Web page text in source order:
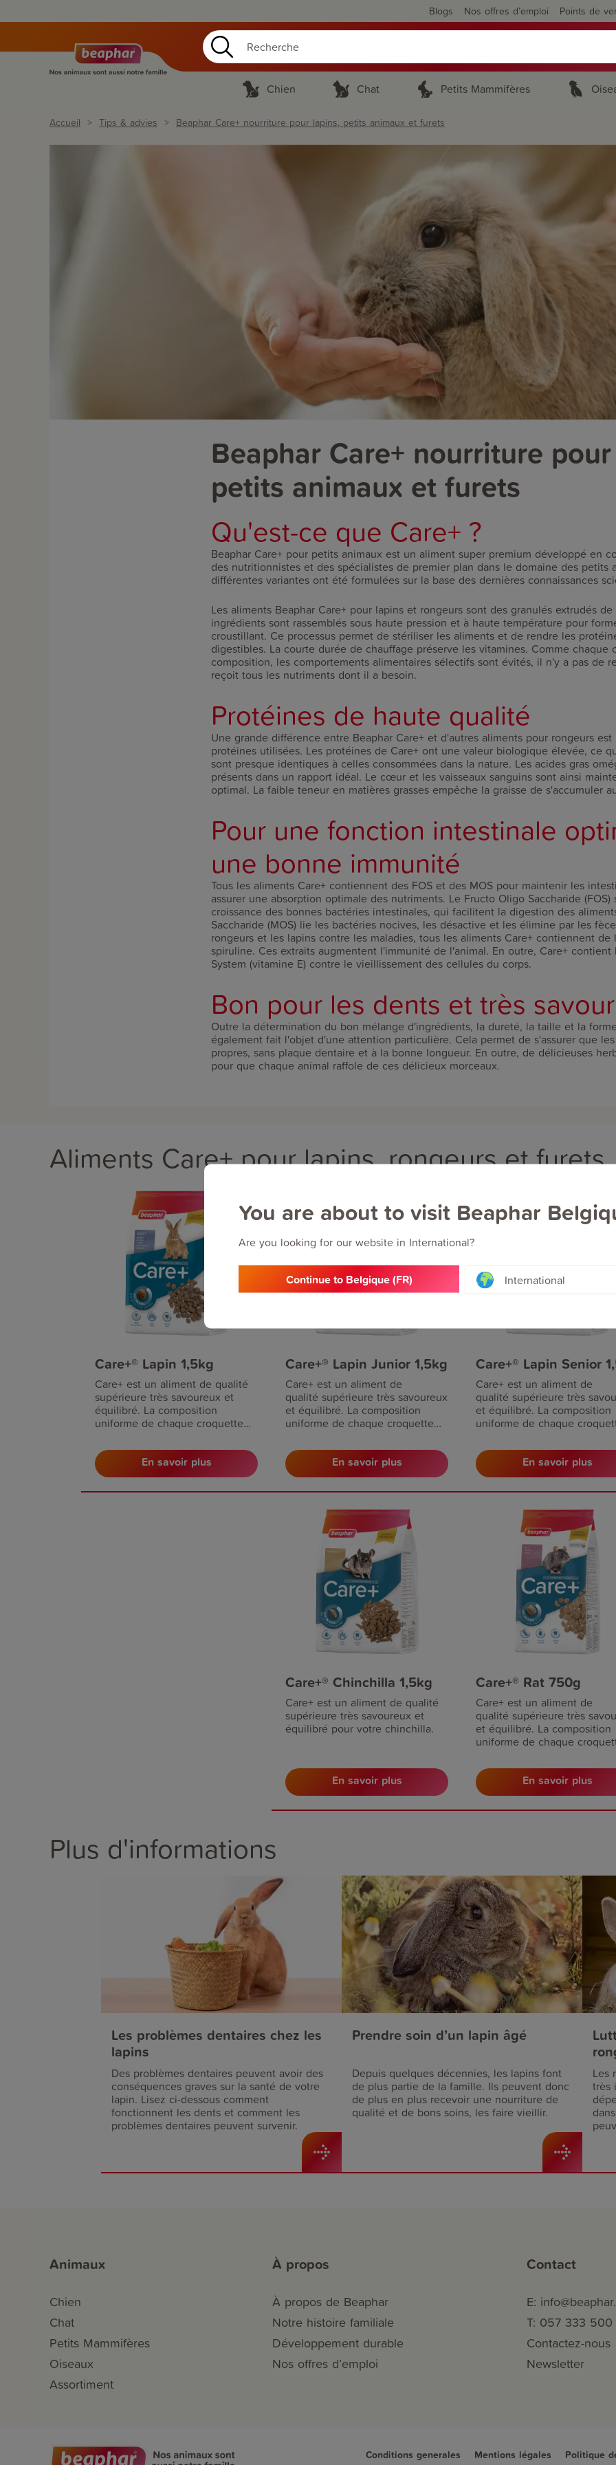
Blogs Nos offres d’emploi Points de
You are about to visit Beaphar
Are you looking for our website in International?
Continue to Belgique (FR) International
Chien Chat Petits Mammifères
Accueil Tips & advies Beaphar Care+ nourriture pour lapins, petits animaux et furets
Beaphar Care+ nourriture
petits animaux et furets
Qu'est-ce que Care+ ?
Beaphar Care+ pour petits animaux est un aliment super premium développé en
des nutritionnistes et des spécialistes de premier plan dans le domaine des petits
différentes variantes ont été formulées sur la base des dernières connaissances
Les aliments Beaphar Care+ pour lapins et rongeurs sont des granulés extrudés
ingrédients sont rassemblés sous haute pression et à haute température pour
croustillant. Ce processus permet de stériliser les aliments et de rendre les
digestibles. La courte durée de chauffage préserve les vitamines. Comme chaque
composition, les comportements alimentaires sélectifs sont évités, il n'y a pas de
reçoit tous les nutriments dont il a besoin.
Protéines de haute qualité
Une grande différence entre Beaphar Care+ et d'autres aliments pour rongeurs
protéines utilisées. Les protéines de Care+ ont une valeur biologique élevée, ce
sont presque identiques à celles consommées dans la nature. Les acides gras
présents dans un rapport idéal. Le cœur et les vaisseaux sanguins sont ainsi
optimal. La faible teneur en matières grasses empêche la graisse de s'accumuler
Pour une fonction intestinale
une bonne immunité
Tous les aliments Care+ contiennent des FOS et des MOS pour maintenir les
assurer une absorption optimale des nutriments. Le Fructo Oligo Saccharide (FOS)
croissance des bonnes bactéries intestinales, qui facilitent la digestion des
Saccharide (MOS) lie les bactéries nocives, les désactive et les élimine par les
rongeurs et les lapins contre les maladies, tous les aliments Care+ contiennent
spiruline. Ces extraits augmentent l'immunité de l'animal. En outre, Care+
System (vitamine E) contre le vieillissement des cellules du corps.
Bon pour les dents et très
Outre la détermination du bon mélange d'ingrédients, la dureté, la taille et la
également fait l'objet d'une attention particulière. Cela permet de s'assurer que
propres, sans plaque dentaire et à la bonne longueur. En outre, de délicieuses
pour que chaque animal raffole de ces délicieux morceaux.
Aliments Care+ pour lapins, rongeurs et furets
Care+® Lapin 1,5kg
Care+ est un aliment de qualité
supérieure très savoureux et
équilibré. La composition
uniforme de chaque croquette
substances nutritives. Pour des
lapins à partir de l'âge de 10
mois.
En savoir plus
Care+® Lapin Junior 1,5kg
Care+ est un aliment de
qualité supérieure très savoureux
et équilibré. La composition
uniforme de chaque croquette
substances nutritives. Pour des
lapins jusqu'à l'âge de 10 mois.
En savoir plus
Care+® Lapin Senior
Care+ est un aliment de
qualité supérieure très
et équilibré. La composition
uniforme de chaque
substances nutritives. Pour
lapins à partir de l'âge de 6
En savoir plus
Care+® Chinchilla 1,5kg
Care+ est un aliment de qualité
supérieure très savoureux et
équilibré pour votre chinchilla.
En savoir plus
Care+® Rat 750g
Care+ est un aliment de
qualité supérieure très
et équilibré. La composition
uniforme de chaque
substances nutritives.
En savoir plus
Plus d'informations
Les problèmes dentaires chez les
lapins
Des problèmes dentaires peuvent avoir des
conséquences graves sur la santé de votre
lapin. Lisez ci-dessous comment
fonctionnent les dents et comment les
problèmes dentaires peuvent survenir.
Prendre soin d’un lapin âgé
Depuis quelques décennies, les lapins font
de plus partie de la famille. Ils peuvent donc
de plus en plus recevoir une nourriture de
qualité et de bons soins, les faire vieillir.
Les
très
Animaux
Chien
Chat
Petits Mammifères
Oiseaux
Assortiment
À propos
À propos de Beaphar
Notre histoire familiale
Développement durable
Nos offres d’emploi
Contact
E:
T: 057 333 500
Contactez-nous
Newsletter
Conditions generales Mentions légales Politique